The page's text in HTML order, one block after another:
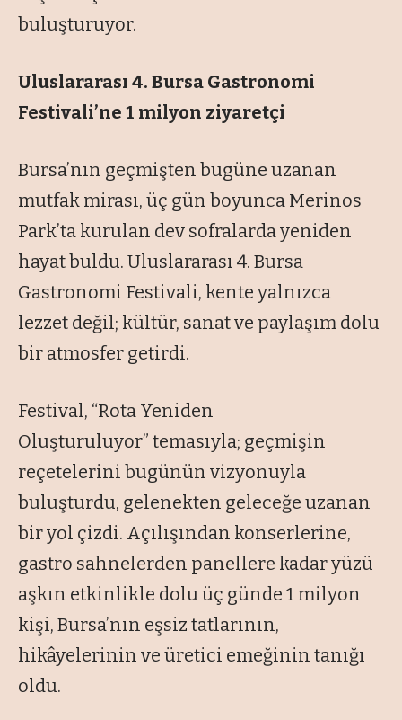
buluşturuyor.
Uluslararası 4. Bursa Gastronomi
Festivali’ne 1 milyon ziyaretçi
Bursa’nın geçmişten bugüne uzanan
mutfak mirası, üç gün boyunca Merinos
Park’ta kurulan dev sofralarda yeniden
hayat buldu. Uluslararası 4. Bursa
Gastronomi Festivali, kente yalnızca
lezzet değil; kültür, sanat ve paylaşım dolu
bir atmosfer getirdi.
Festival, “Rota Yeniden
Oluşturuluyor” temasıyla; geçmişin
reçetelerini bugünün vizyonuyla
buluşturdu, gelenekten geleceğe uzanan
bir yol çizdi. Açılışından konserlerine,
gastro sahnelerden panellere kadar yüzü
aşkın etkinlikle dolu üç günde 1 milyon
kişi, Bursa’nın eşsiz tatlarının,
hikâyelerinin ve üretici emeğinin tanığı
oldu.